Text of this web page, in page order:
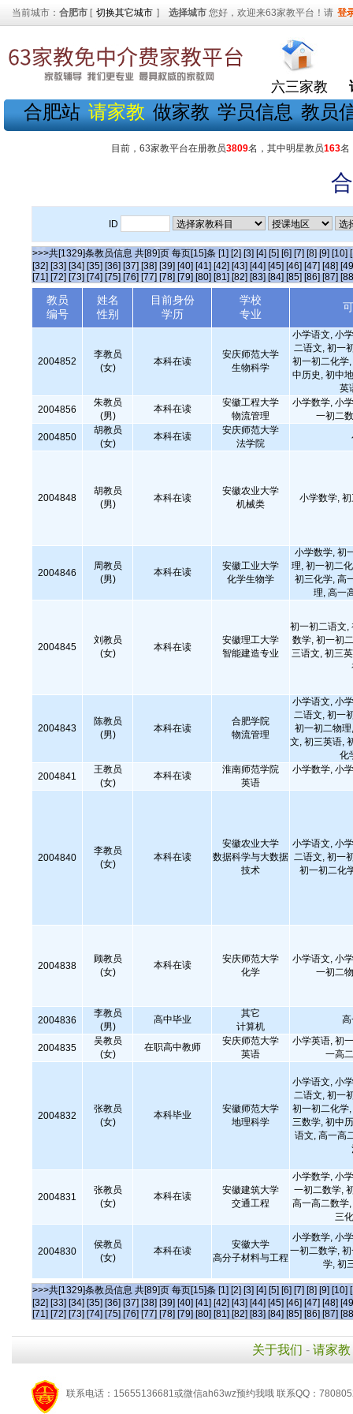
当前城市： 合肥市 [ 切换其它城市 ] 选择城市 您好，欢迎来63家教平台！请 登
六三家教
合肥站 请家教 做家教 学员信息 教员
目前，63家教平台在册教员3809名，其中明星教员163名
ID
>>>共[1329]条教员信息 共[89]页 每页[15]条 [1] [2] [3] [4] [5] [6] [7] [8] [9] [10]
[32] [33] [34] [35] [36] [37] [38] [39] [40] [41] [42] [43] [44] [45] [46] [47] [48]
[71] [72] [73] [74] [75] [76] [77] [78] [79] [80] [81] [82] [83] [84] [85] [86] [87]
教员
编号
姓名
性别
目前身份
学历
学校
专业
2004852
李教员
(女)
本科在读
安庆师范大学
生物科学
小学语文, 小
二语文, 初一
初一初二化学
中历史, 初中
英
2004856
朱教员
(男)
本科在读
安徽工程大学
物流管理
小学数学, 小
一初二
2004850
胡教员
(女)
本科在读
安庆师范大学
法学院
2004848
胡教员
(男)
本科在读
安徽农业大学
机械类
小学数学,
2004846
周教员
(男)
本科在读
安徽工业大学
化学生物学
小学数学, 初
理, 初一初二
初三化学, 高
理, 高一
2004845
刘教员
(女)
本科在读
安徽理工大学
智能建造专业
初一初二语文,
数学, 初一初
三语文, 初三
2004843
陈教员
(男)
本科在读
合肥学院
物流管理
小学语文, 小
二语文, 初一
初一初二物
文, 初三英语,
化
2004841
王教员
(女)
本科在读
淮南师范学院
英语
小学数学, 小
2004840
李教员
(女)
本科在读
安徽农业大学
数据科学与大数据
技术
小学语文, 小
二语文, 初一
初一初二化
2004838
顾教员
(女)
本科在读
安庆师范大学
化学
小学语文, 小
一初二
2004836
李教员
(男)
高中毕业
其它
计算机
2004835
吴教员
(女)
在职高中教师
安庆师范大学
英语
小学英语, 初
一高
2004832
张教员
(女)
本科毕业
安徽师范大学
地理科学
小学语文, 小
二语文, 初一
初一初二化学
三数学, 初中
语文, 高一高
2004831
张教员
(女)
本科在读
安徽建筑大学
交通工程
小学数学, 小
一初二数学,
高一高二数学
三
2004830
侯教员
(女)
本科在读
安徽大学
高分子材料与工程
小学数学, 小
一初二数学,
学, 初
>>>共[1329]条教员信息 共[89]页 每页[15]条 [1] [2] [3] [4] [5] [6] [7] [8] [9] [10]
[32] [33] [34] [35] [36] [37] [38] [39] [40] [41] [42] [43] [44] [45] [46] [47] [48]
[71] [72] [73] [74] [75] [76] [77] [78] [79] [80] [81] [82] [83] [84] [85] [86] [87]
关于我们 - 请家教
联系电话：15655136681或微信ah63wz预约我哦 联系QQ：